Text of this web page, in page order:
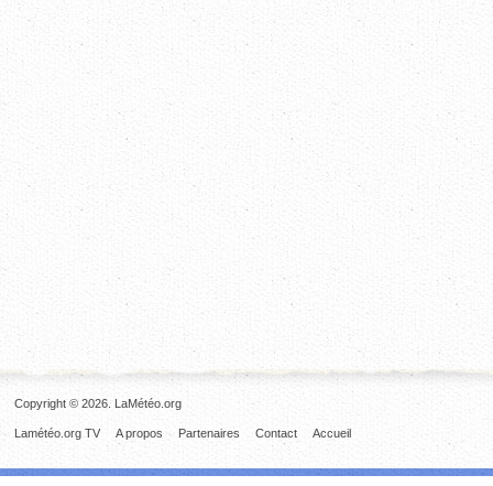
Copyright © 2026. LaMétéo.org
Accueil
Contact
Partenaires
A propos
Lamétéo.org TV